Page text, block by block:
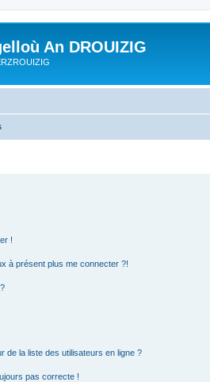
An DROUIZIG
!
à présent plus me connecter ?!
de la liste des utilisateurs en ligne ?
pas correcte !